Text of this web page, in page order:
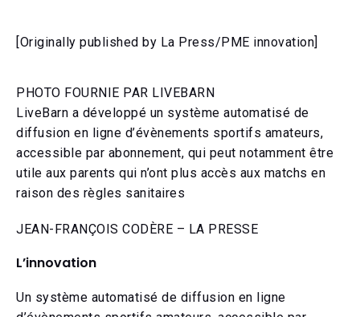
[Originally published by La Press/PME innovation]
PHOTO FOURNIE PAR LIVEBARN
LiveBarn a développé un système automatisé de
diffusion en ligne d’évènements sportifs amateurs,
accessible par abonnement, qui peut notamment être
utile aux parents qui n’ont plus accès aux matchs en
raison des règles sanitaires
JEAN-FRANÇOIS CODÈRE – LA PRESSE
L’innovation
Un système automatisé de diffusion en ligne